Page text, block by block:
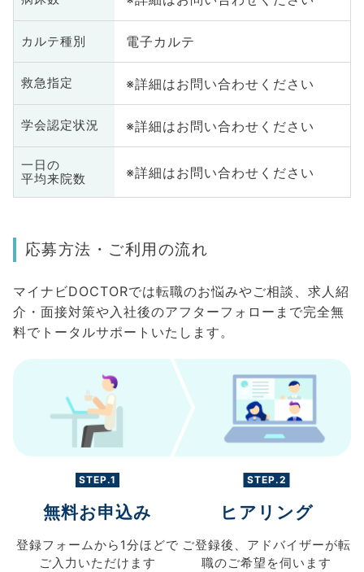
カルテ種別 電子カルテ
救急指定 ※詳細はお問い合わせください
学会認定状況 ※詳細はお問い合わせください
一日の
平均来院数
※詳細はお問い合わせください
応募方法・ご利用の流れ
マイナビDOCTORでは転職のお悩みやご相談、求人紹
介・面接対策や入社後のアフターフォローまで完全無
料でトータルサポートいたします。
STEP.1
無料お申込み
登録フォームから 1分ほどで
ご入力 いただけます
STEP.2
ヒアリング
ご登録後、 アドバイザーが転
職のご希望を伺います